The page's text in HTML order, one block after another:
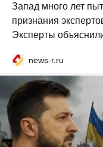
Запад много лет
признания
Эксперты
news-r.ru